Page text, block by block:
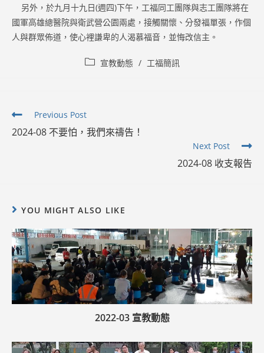
另外，於九月十九日(週四)下午，工福同工團隊與志工團隊將在
國軍高雄總醫院與衛武營公園兩處，接觸關懷、分發福單張，作個
人與群眾佈道，使心裡謙卑的人渴慕福音，並悔改信主。
Post 宣教動態 / 工福簡訊
Read
articles
Previous Post
2024-08 不要怕，我們來禱告！
Next Post
2024-08 收支報告
YOU MIGHT ALSO LIKE
2022-03 宣教動態